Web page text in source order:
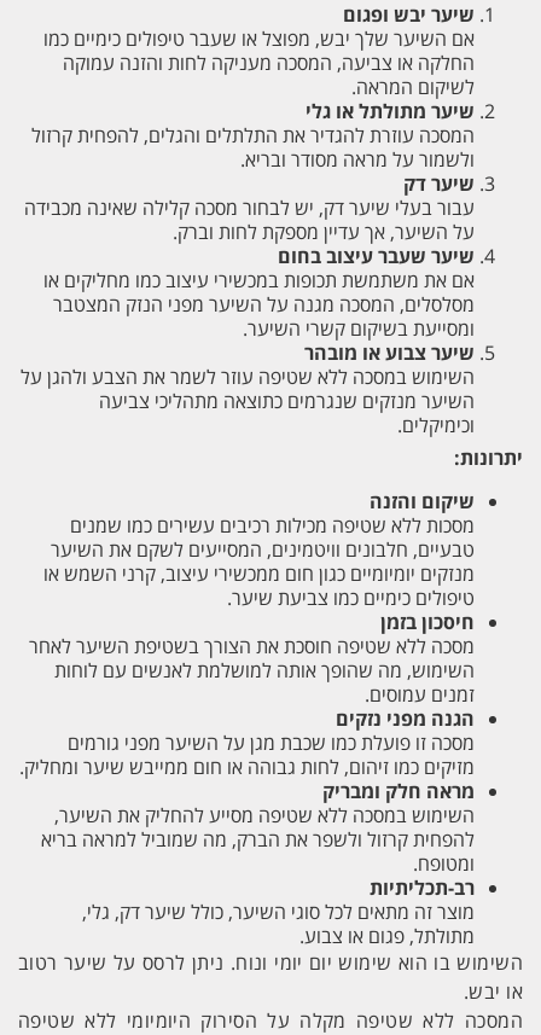
שיער יבש ופגום
אם השיער שלך יבש, מפוצל או שעבר טיפולים כימיים כמו
החלקה או צביעה, המסכה מעניקה לחות והזנה עמוקה
לשיקום המראה.
שיער מתולתל או גלי
המסכה עוזרת להגדיר את התלתלים והגלים, להפחית קרזול
ולשמור על מראה מסודר ובריא.
שיער דק
עבור בעלי שיער דק, יש לבחור מסכה קלילה שאינה מכבידה
על השיער, אך עדיין מספקת לחות וברק.
שיער שעבר עיצוב בחום
אם את משתמשת תכופות במכשירי עיצוב כמו מחליקים או
מסלסלים, המסכה מגנה על השיער מפני הנזק המצטבר
ומסייעת בשיקום קשרי השיער.
שיער צבוע או מובהר
השימוש במסכה ללא שטיפה עוזר לשמר את הצבע ולהגן על
השיער מנזקים שנגרמים כתוצאה מתהליכי צביעה
וכימיקלים.
יתרונות:
שיקום והזנה
מסכות ללא שטיפה מכילות רכיבים עשירים כמו שמנים
טבעיים, חלבונים וויטמינים, המסייעים לשקם את השיער
מנזקים יומיומיים כגון חום ממכשירי עיצוב, קרני השמש או
טיפולים כימיים כמו צביעת שיער.
חיסכון בזמן
מסכה ללא שטיפה חוסכת את הצורך בשטיפת השיער לאחר
השימוש, מה שהופך אותה למושלמת לאנשים עם לוחות
זמנים עמוסים.
הגנה מפני נזקים
מסכה זו פועלת כמו שכבת מגן על השיער מפני גורמים
מזיקים כמו זיהום, לחות גבוהה או חום ממייבש שיער ומחליק.
מראה חלק ומבריק
השימוש במסכה ללא שטיפה מסייע להחליק את השיער,
להפחית קרזול ולשפר את הברק, מה שמוביל למראה בריא
ומטופח.
רב-תכליתיות
מוצר זה מתאים לכל סוגי השיער, כולל שיער דק, גלי,
מתולתל, פגום או צבוע.
השימוש בו הוא שימוש יום יומי ונוח. ניתן לרסס על שיער רטוב
או יבש.
המסכה ללא שטיפה מקלה על הסירוק היומיומי ללא שטיפה